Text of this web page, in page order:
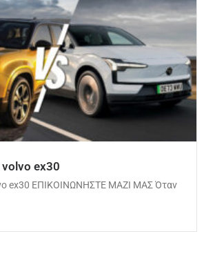
ex30
ex30 ΕΠΙΚΟΙΝΩΝΗΣΤΕ ΜΑΖΙ ΜΑΣ Όταν